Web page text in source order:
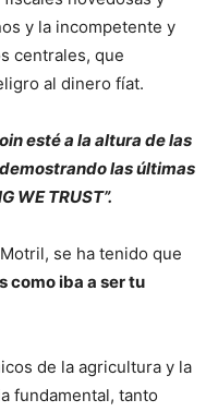
y la incompetente y
centrales, que
al dinero fíat.
esté a la altura de las
las últimas
WE TRUST”.
se ha tenido que
como iba a ser tu
de la agricultura y la
fundamental, tanto